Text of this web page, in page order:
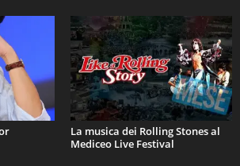
La musica dei Rolling Stones al
Mediceo Live Festival